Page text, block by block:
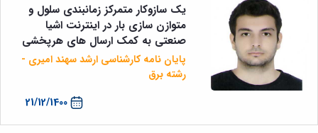
21/12/1400
یک سازوکار متمرکز زمانبندی سلول و
متوازن سازی بار در اینترنت اشیا
صنعتی به کمک ارسال های هرپخشی
پایان نامه کارشناسی ارشد سهند امیری -
رشته برق